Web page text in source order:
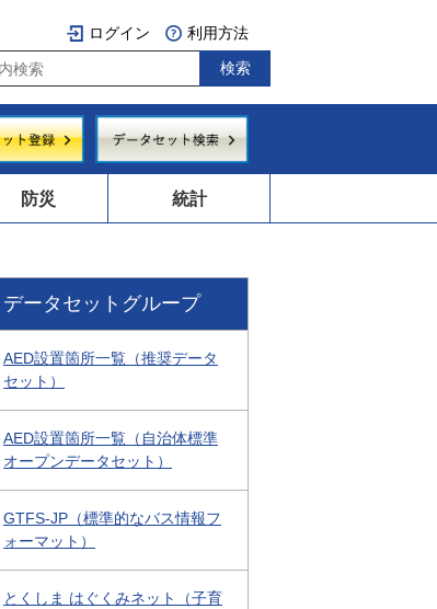
ログイン 利用方法
防災 統計
データセットグループ
AED設置箇所一覧（推奨データ
セット）
AED設置箇所一覧（自治体標準
オープンデータセット）
GTFS-JP（標準的なバス情報フ
ォーマット）
とくしま はぐくみネット（子育